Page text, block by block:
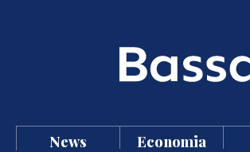
News Economia